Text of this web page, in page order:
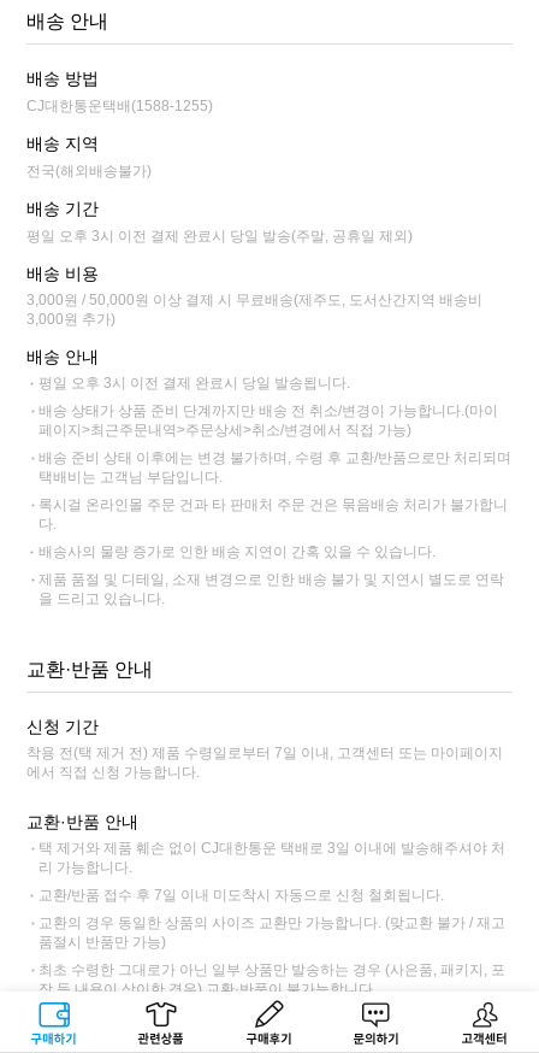
구매하기 관련상품 상품후기 문의하기 고객센터
배송 안내
배송 방법
CJ대한통운택배(1588-1255)
배송 지역
전국(해외배송불가)
배송 기간
평일 오후 3시 이전 결제 완료시 당일 발송(주말, 공휴일 제외)
배송 비용
3,000원 / 50,000원 이상 결제 시 무료배송(제주도, 도서산간지역 배송비
3,000원 추가)
배송 안내
평일 오후 3시 이전 결제 완료시 당일 발송됩니다.
배송 상태가 상품 준비 단계까지만 배송 전 취소/변경이 가능합니다.(마이
페이지>최근주문내역>주문상세>취소/변경에서 직접 가능)
배송 준비 상태 이후에는 변경 불가하며, 수령 후 교환/반품으로만 처리되며
택배비는 고객님 부담입니다.
록시걸 온라인몰 주문 건과 타 판매처 주문 건은 묶음배송 처리가 불가합니
다.
배송사의 물량 증가로 인한 배송 지연이 간혹 있을 수 있습니다.
제품 품절 및 디테일, 소재 변경으로 인한 배송 불가 및 지연시 별도로 연락
을 드리고 있습니다.
교환·반품 안내
신청 기간
착용 전(택 제거 전) 제품 수령일로부터 7일 이내, 고객센터 또는 마이페이지
에서 직접 신청 가능합니다.
교환·반품 안내
택 제거와 제품 훼손 없이 CJ대한통운 택배로 3일 이내에 발송해주셔야 처
리 가능합니다.
교환/반품 접수 후 7일 이내 미도착시 자동으로 신청 철회됩니다.
교환의 경우 동일한 상품의 사이즈 교환만 가능합니다. (맞교환 불가 / 재고
품절시 반품만 가능)
최초 수령한 그대로가 아닌 일부 상품만 발송하는 경우 (사은품, 패키지, 포
장 등 내용이 상이한 경우) 교환·반품이 불가능합니다.
교환·반품불가 사전 고지 상품인 경우 교환·반품이 불가능합니다.
CJ대한통운 외 타택배 이용 시 택배 요금과 반품 주소가 상이하니 고객센터